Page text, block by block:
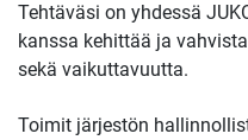
Tehtäväsi on yhdessä
kanssa kehittää ja
sekä vaikuttavuutta.
Toimit järjestön